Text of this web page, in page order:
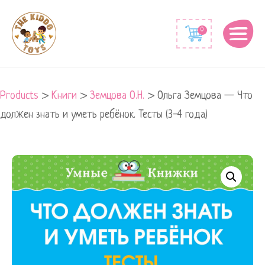
0
Products > Книги > Земцова О.Н. > Ольга Земцова — Что
должен знать и уметь ребёнок. Тесты (3-4 года)
Ольга
Земцова